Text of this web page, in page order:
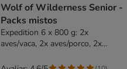
Wolf of Wilderness Senior -
Packs mistos
Expedition 6 x 800 g: 2x
aves/vaca, 2x aves/porco, 2x